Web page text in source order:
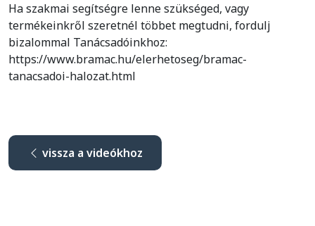
Ha szakmai segítségre lenne szükséged, vagy
termékeinkről szeretnél többet megtudni, fordulj
bizalommal Tanácsadóinkhoz:
https://www.bramac.hu/elerhetoseg/bramac-
tanacsadoi-halozat.html
vissza a videókhoz